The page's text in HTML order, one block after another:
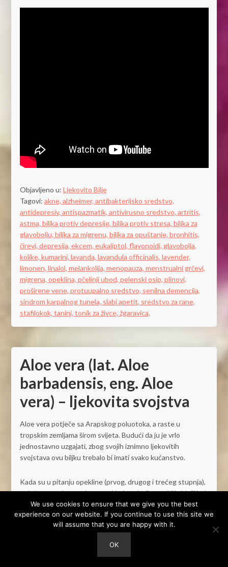
Objavljeno u: Ljekovito Bilje
Tagovi: akne, alzheimer, antibakterijsko sredstvo,
antidepresiv, antispazmatik, antivirusno sredstvo, artritis,
astma, biljka protiv depresije, biljka protiv stresa, biljka za
glavobolju, biljka za migrenu, biljka za opuštanje, bronhitis,
čirevi, depresija, ekcem, eukaliptol, flavonoidi, glavobolja,
kolike, kumarini, lavanda, lavandula officinalis, lavender,
limonen, linalol, melankolija, menopauza, menstrualni grčevi,
migrena, opeklina, pčelinji ubod, pelenski osip, plinovi,
proširene vene, protuupalno sredstvo, senilna demencija,
sindrom karpalnog tunela, slabi apetit, sredstvo za rane,
stafilokok, tanini, tonik za živce, žgaravica,
Aloe vera (lat. Aloe
barbadensis, eng. Aloe
vera) – ljekovita svojstva
Aloe vera potječe sa Arapskog poluotoka, a raste u
tropskim zemljama širom svijeta. Budući da ju je vrlo
jednostavno uzgajati, zbog svojih iznimno ljekovitih
svojstava ovu biljku trebalo bi imati svako kućanstvo.
Kada su u pitanju opekline (prvog, drugog i trećeg stupnja),
gel aloe vere izvrsna je pomoć koja osim što umiri i ublaži bol,
također pomaže u obnavljanju tkiva i bržem oporavku. Gel
ne samo da smiruje i hladi opekline, već također sprječava
ožiljke i oštećenja tkiva. Također se može upotrebljavati kod
ekcema, psorijaze, modrica, te raznih upala uzrokovanih
We use cookies to ensure that we give you the best
experience on our website. If you continue to use this site we
will assume that you are happy with it.
OK